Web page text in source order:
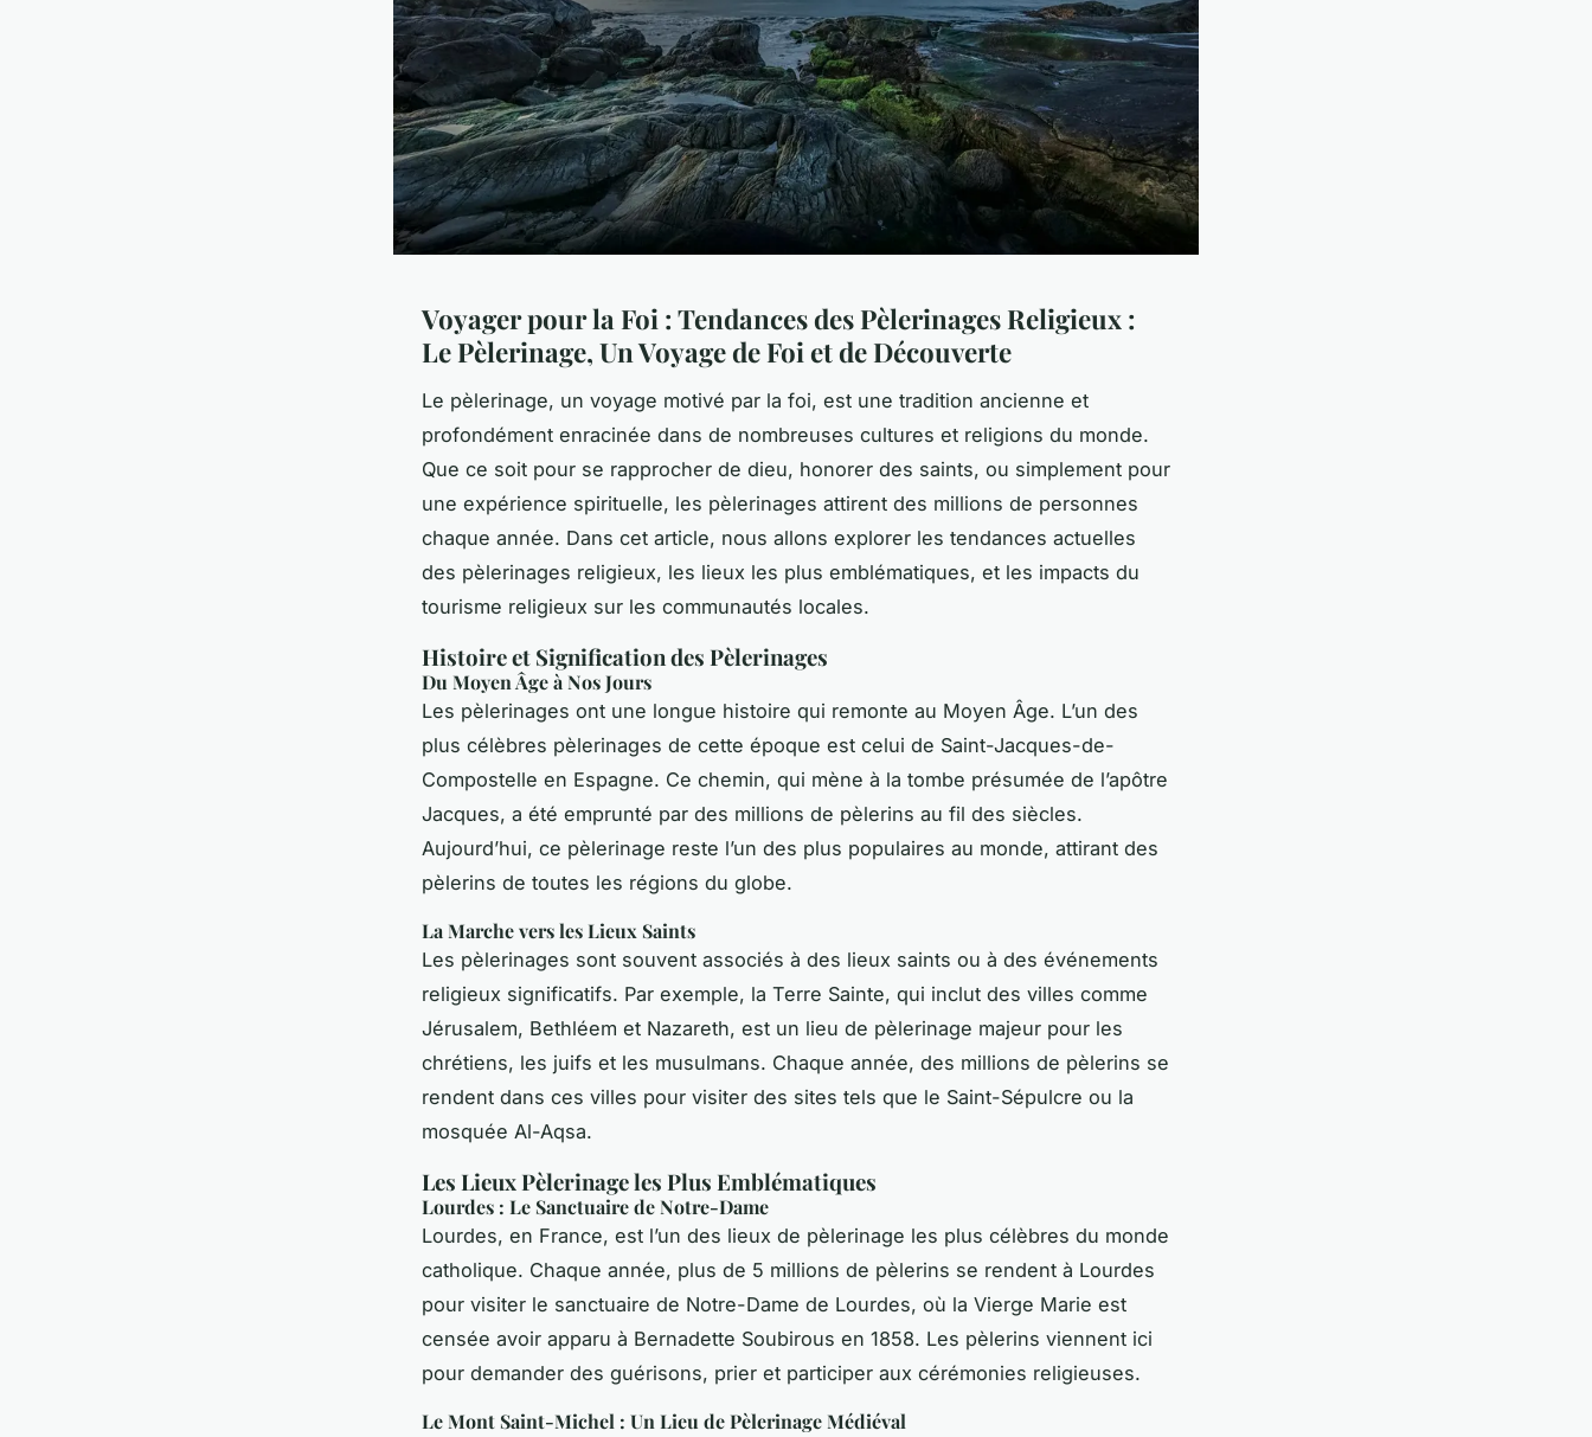
Voyager pour la Foi : Tendances des Pèlerinages Religieux :
Le Pèlerinage, Un Voyage de Foi et de Découverte
Le pèlerinage, un voyage motivé par la foi, est une tradition ancienne et
profondément enracinée dans de nombreuses cultures et religions du monde.
Que ce soit pour se rapprocher de dieu, honorer des saints, ou simplement pour
une expérience spirituelle, les pèlerinages attirent des millions de personnes
chaque année. Dans cet article, nous allons explorer les tendances actuelles
des pèlerinages religieux, les lieux les plus emblématiques, et les impacts du
tourisme religieux sur les communautés locales.
Histoire et Signification des Pèlerinages
Du Moyen Âge à Nos Jours
Les pèlerinages ont une longue histoire qui remonte au Moyen Âge. L’un des
plus célèbres pèlerinages de cette époque est celui de Saint-Jacques-de-
Compostelle en Espagne. Ce chemin, qui mène à la tombe présumée de l’apôtre
Jacques, a été emprunté par des millions de pèlerins au fil des siècles.
Aujourd’hui, ce pèlerinage reste l’un des plus populaires au monde, attirant des
pèlerins de toutes les régions du globe.
La Marche vers les Lieux Saints
Les pèlerinages sont souvent associés à des lieux saints ou à des événements
religieux significatifs. Par exemple, la Terre Sainte, qui inclut des villes comme
Jérusalem, Bethléem et Nazareth, est un lieu de pèlerinage majeur pour les
chrétiens, les juifs et les musulmans. Chaque année, des millions de pèlerins se
rendent dans ces villes pour visiter des sites tels que le Saint-Sépulcre ou la
mosquée Al-Aqsa.
Les Lieux Pèlerinage les Plus Emblématiques
Lourdes : Le Sanctuaire de Notre-Dame
Lourdes, en France, est l’un des lieux de pèlerinage les plus célèbres du monde
catholique. Chaque année, plus de 5 millions de pèlerins se rendent à Lourdes
pour visiter le sanctuaire de Notre-Dame de Lourdes, où la Vierge Marie est
censée avoir apparu à Bernadette Soubirous en 1858. Les pèlerins viennent ici
pour demander des guérisons, prier et participer aux cérémonies religieuses.
Le Mont Saint-Michel : Un Lieu de Pèlerinage Médiéval